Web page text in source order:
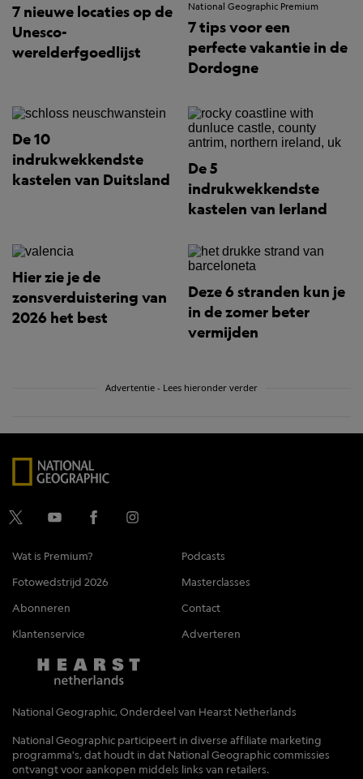
7 nieuwe locaties op de
Unesco-
werelderfgoedlijst
National Geographic Premium
7 tips voor een
perfecte vakantie in de
Dordogne
De 10
indrukwekkendste
kastelen van Duitsland
De 5
indrukwekkendste
kastelen van Ierland
Hier zie je de
zonsverduistering van
2026 het best
Deze 6 stranden kun je
in de zomer beter
vermijden
Advertentie - Lees hieronder verder
Wat is Premium?
Podcasts
Fotowedstrijd 2026
Masterclasses
Abonneren
Contact
Klantenservice
Adverteren
National Geographic, Onderdeel van Hearst Netherlands
National Geographic participeert in diverse affiliate marketing
programma's, dat houdt in dat National Geographic commissies
ontvangt voor aankopen middels links van retailers.